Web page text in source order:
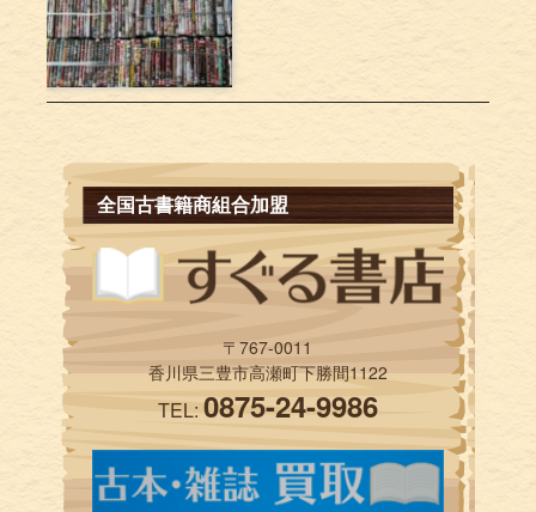
全国古書籍商組合加盟
〒767-0011
香川県三豊市高瀬町下勝間1122
TEL:0875-24-9986